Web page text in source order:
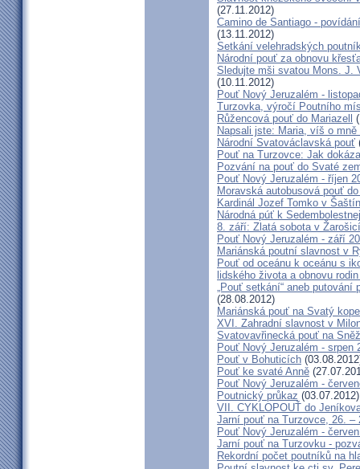
(27.11.2012)
Camino de Santiago -
(13.11.2012)
Setkání velehradských
Národní pouť za obnovu
Sledujte mši svatou Mons. J.
(10.11.2012)
Pouť Nový Jeruzalém -
Turzovka, výročí Poutního
Růžencová pouť do Mariazell
Napsali jste: Maria, víš o mně
Národní Svatováclavská pouť
Pouť na Turzovce: Jak
Pozvání na pouť do Svaté
Pouť Nový Jeruzalém - říjen
Moravská autobusová pouť
Kardinál Jozef Tomko v
Národná púť k
8. září: Zlatá sobota v
Pouť Nový Jeruzalém - září
Mariánská poutní slavnost v
Pouť od oceánu k oceánu s
lidského života a obnovu
„Pouť setkání“ aneb putování
(28.08.2012)
Mariánská pouť na Svatý
XVI. Zahradní slavnost v
Svatovavřinecká pouť na
Pouť Nový Jeruzalém - srpen
Pouť v Bohuticích
Pouť ke svaté Anně
Pouť Nový Jeruzalém -
Poutnický průkaz (03.07.2012)
VII. CYKLOPOUŤ do
Jarní pouť na Turzovce, 26. –
Pouť Nový Jeruzalém -
Jarní pouť na Turzovku -
Rekordní počet poutníků na